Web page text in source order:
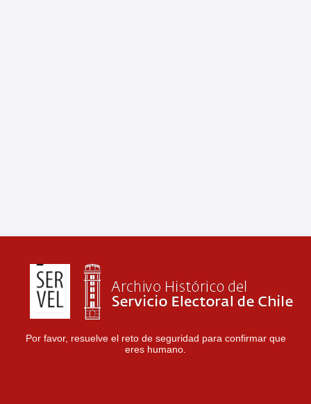
Por favor, resuelve el reto de seguridad para confirmar que
eres humano.